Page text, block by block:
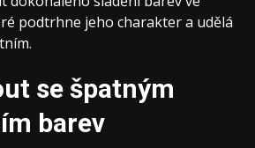
podtrhne jeho charakter a udělá
se špatným
barev